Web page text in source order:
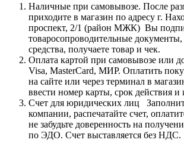
Наличные при самовывозе. После
приходите в магазин по адресу г.
проспект, 2/1 (район МЖК) Вы
товаросопроводительные
средства, получаете товар и чек.
Оплата картой при самовывозе или
Visa, MasterCard, МИР. Оплатить
на сайте или через терминал в
ввести номер карты, срок действия и
Счет для юридических лиц
компании, распечатайте счет,
не забудьте доверенность на
по ЭДО. Счет выставляется без НДС.